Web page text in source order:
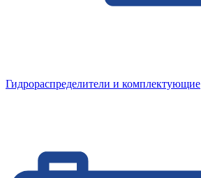
Гидрораспределители и комплектующие